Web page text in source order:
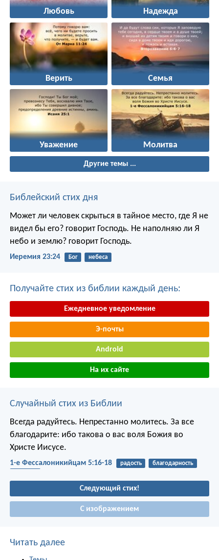
Любовь Надежда
Верить Семья
Уважение Молитва
Другие темы ...
Библейский стих дня
Может ли человек скрыться в тайное место, где Я не
видел бы его? говорит Господь. Не наполняю ли Я
небо и землю? говорит Господь.
Иеремия 23:24 Бог небеса
Получайте стих из библии каждый день:
Ежедневное уведомление
Э-почты
Android
На их сайте
Случайный стих из Библии
Всегда радуйтесь. Непрестанно молитесь. За все
благодарите: ибо такова о вас воля Божия во
Христе Иисусе.
1-е Фессалоникийцам 5:16-18 радость
благодарность
Следующий стих!
С изображением
Читать далее